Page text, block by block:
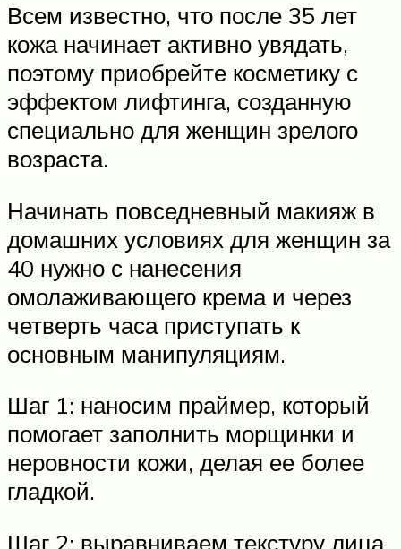
Всем известно, что после 35 лет
кожа начинает активно увядать,
поэтому приобрейте косметику с
эффектом лифтинга, созданную
специально для женщин зрелого
возраста.
Начинать повседневный макияж в
домашних условиях для женщин за
40 нужно с нанесения
омолаживающего крема и через
четверть часа приступать к
основным манипуляциям.
Шаг 1: наносим праймер, который
помогает заполнить морщинки и
неровности кожи, делая ее более
гладкой.
Шаг 2: выравниваем текстуру лица